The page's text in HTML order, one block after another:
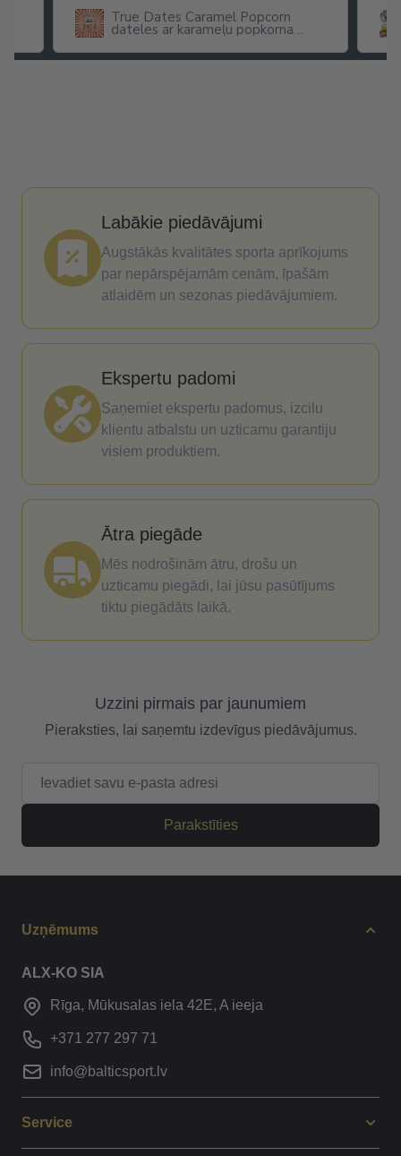
True Dates Caramel Popcorn
dateles ar karameļu popkorna
Labākie piedāvājumi
Augstākās kvalitātes sporta aprīkojums
par nepārspējamām cenām, īpašām
atlaidēm un sezonas piedāvājumiem.
Ekspertu padomi
Saņemiet ekspertu padomus, izcilu
klientu atbalstu un uzticamu garantiju
visiem produktiem.
Ātra piegāde
Mēs nodrošinām ātru, drošu un
uzticamu piegādi, lai jūsu pasūtījums
tiktu piegādāts laikā.
Uzzini pirmais par jaunumiem
Pieraksties, lai saņemtu izdevīgus piedāvājumus.
Parakstīties
Uzņēmums
ALX-KO SIA
Rīga, Mūkusalas iela 42E, A ieeja
+371 277 297 71
info@balticsport.lv
Service